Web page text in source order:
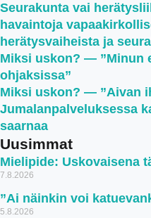
Seurakunta vai
havaintoja
herätysvaiheista ja
Miksi uskon? — ”Minun
ohjaksissa”
Miksi uskon? — ”Aivan
Jumalanpalveluksessa
saarnaa
Uusimmat
Mielipide: Uskovaisena
7.8.2026
”Ai näinkin voi
5.8.2026